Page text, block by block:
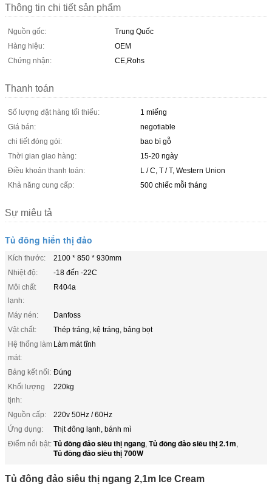
Thông tin chi tiết sản phẩm
Nguồn gốc:
Trung Quốc
Hàng hiệu:
OEM
Chứng nhận:
CE,Rohs
Thanh toán
Số lượng đặt hàng tối thiểu:
1 miếng
Giá bán:
negotiable
chi tiết đóng gói:
bao bì gỗ
Thời gian giao hàng:
15-20 ngày
Điều khoản thanh toán:
L / C, T / T, Western Union
Khả năng cung cấp:
500 chiếc mỗi tháng
Sự miêu tả
Tủ đông hiển thị đảo
Kích thước:
2100 * 850 * 930mm
Nhiệt độ:
-18 đến -22C
Môi chất
lạnh:
R404a
Máy nén:
Danfoss
Vật chất:
Thép tráng, kệ tráng, bảng bọt
Hệ thống làm
mát:
Làm mát tĩnh
Bảng kết nối: Đúng
Khối lượng
tịnh:
220kg
Nguồn cấp:
220v 50Hz / 60Hz
Ứng dụng:
Thịt đông lạnh, bánh mì
Điểm nổi bật: Tủ đông đảo siêu thị ngang, Tủ đông đảo siêu thị 2.1m,
Tủ đông đảo siêu thị 700W
Tủ đông đảo siêu thị ngang 2,1m Ice Cream